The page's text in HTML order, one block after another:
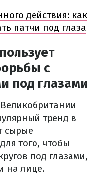
действия: как
патчи под глаза
с
под глазами
тренд в
сырые
того, чтобы
под глазами,
на лице.